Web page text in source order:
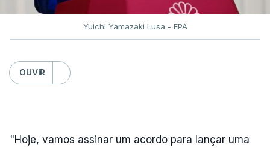
Yuichi Yamazaki Lusa - EPA
OUVIR
"Hoje, vamos assinar um acordo para lançar uma